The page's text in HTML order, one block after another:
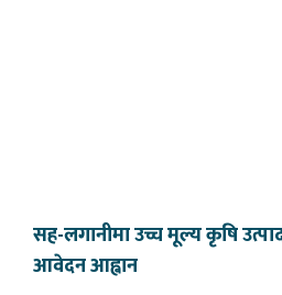
सह-लगानीमा उच्च मूल्य कृषि
आवेदन आह्वान